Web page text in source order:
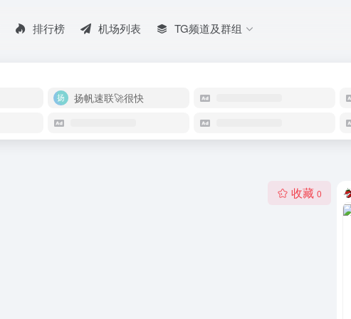
排行榜 机场列表 TG频道及群组
扬帆速联🚀很快
收藏 0